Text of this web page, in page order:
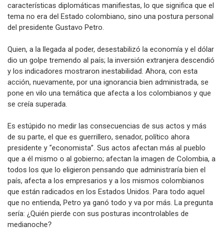
características diplomáticas manifiestas, lo que significa que el
tema no era del Estado colombiano, sino una postura personal
del presidente Gustavo Petro.
Quien, a la llegada al poder, desestabilizó la economía y el dólar
dio un golpe tremendo al país; la inversión extranjera descendió
y los indicadores mostraron inestabilidad. Ahora, con esta
acción, nuevamente, por una ignorancia bien administrada, se
pone en vilo una temática que afecta a los colombianos y que
se creía superada.
Es estúpido no medir las consecuencias de sus actos y más
de su parte, el que es guerrillero, senador, político ahora
presidente y “economista”. Sus actos afectan más al pueblo
que a él mismo o al gobierno; afectan la imagen de Colombia, a
todos los que lo eligieron pensando que administraría bien el
país, afecta a los empresarios y a los mismos colombianos
que están radicados en los Estados Unidos. Para todo aquel
que no entienda, Petro ya ganó todo y va por más. La pregunta
sería: ¿Quién pierde con sus posturas incontrolables de
medianoche?